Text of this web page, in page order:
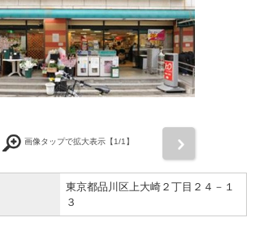
画像タップで拡大表示【1/1】
東京都品川区上大崎２丁目２４－１
３